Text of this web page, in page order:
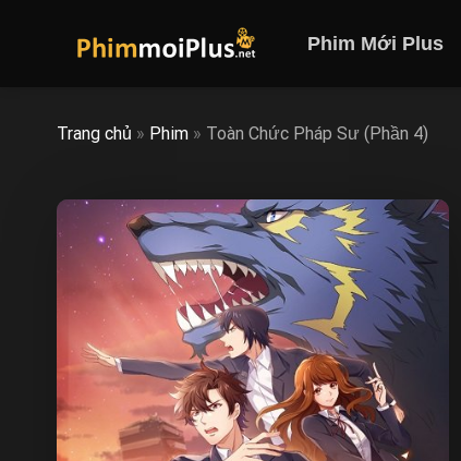
Phim Mới Plus
Trang chủ » Phim » Toàn Chức Pháp Sư (Phần 4)